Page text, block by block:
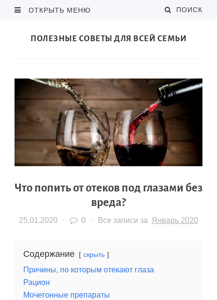
ОТКРЫТЬ МЕНЮ ПОИСК
ПОЛЕЗНЫЕ СОВЕТЫ ДЛЯ ВСЕЙ СЕМЬИ
Что попить от отеков под глазами без
вреда?
25.01.2020 · 0 · Все записи за Январь 2020
Содержание скрыть
Причины, по которым отекают глаза
Рацион
Мочегонные препараты